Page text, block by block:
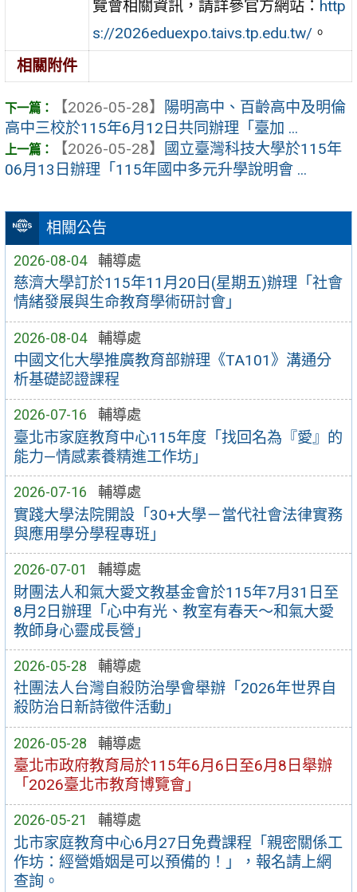
相關公告
2026-08-04 輔導處
慈濟大學訂於115年11月20日(星期五)辦理「社會
情緒發展與生命教育學術研討會」
2026-08-04 輔導處
中國文化大學推廣教育部辦理《TA101》溝通分
析基礎認證課程
2026-07-16 輔導處
臺北市家庭教育中心115年度「找回名為『愛』的
能力—情感素養精進工作坊」
2026-07-16 輔導處
實踐大學法院開設「30+大學－當代社會法律實務
與應用學分學程專班」
2026-07-01 輔導處
財團法人和氣大愛文教基金會於115年7月31日至
8月2日辦理「心中有光、教室有春天～和氣大愛
教師身心靈成長營」
2026-05-28 輔導處
社團法人台灣自殺防治學會舉辦「2026年世界自
殺防治日新詩徵件活動」
2026-05-28 輔導處
臺北市政府教育局於115年6月6日至6月8日舉辦
「2026臺北市教育博覽會」
2026-05-21 輔導處
北市家庭教育中心6月27日免費課程「親密關係工
作坊：經營婚姻是可以預備的！」，報名請上網
查詢。
覽會相關資訊，請詳參官方網站： http
s://2026eduexpo.taivs.tp.edu.tw/ 。
相關附件
【2026-05-28】
陽明高中、百齡高中及明倫
高中三校於115年6月12日共同辦理「臺加 ...
【2026-05-28】
國立臺灣科技大學於115年
06月13日辦理「115年國中多元升學說明會 ...